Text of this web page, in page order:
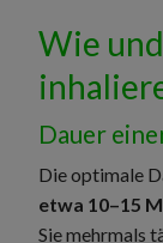
Wie
Dauer
Die optimale
etwa 10–15
Sie mehrmals